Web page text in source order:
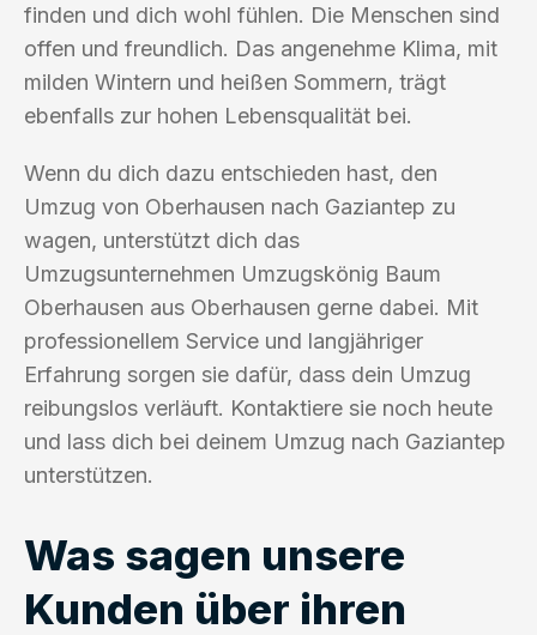
finden und dich wohl fühlen. Die Menschen sind
offen und freundlich. Das angenehme Klima, mit
milden Wintern und heißen Sommern, trägt
ebenfalls zur hohen Lebensqualität bei.
Wenn du dich dazu entschieden hast, den
Umzug von Oberhausen nach Gaziantep zu
wagen, unterstützt dich das
Umzugsunternehmen Umzugskönig Baum
Oberhausen aus Oberhausen gerne dabei. Mit
professionellem Service und langjähriger
Erfahrung sorgen sie dafür, dass dein Umzug
reibungslos verläuft. Kontaktiere sie noch heute
und lass dich bei deinem Umzug nach Gaziantep
unterstützen.
Was sagen unsere
Kunden über ihren